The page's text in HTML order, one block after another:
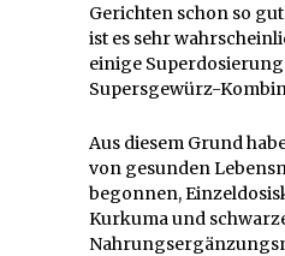
Gerichten schon so
ist es sehr
einige
Supersgewürz-
Aus diesem Grund
von gesunden
begonnen,
Kurkuma und